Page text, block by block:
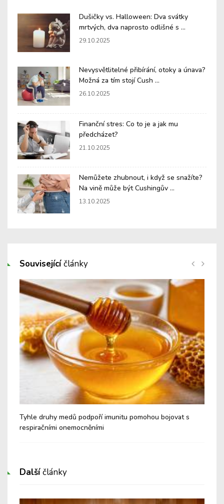
Dušičky vs. Halloween: Dva svátky
mrtvých, dva naprosto odlišné s ...
29.10.2025
Nevysvětlitelné přibírání, otoky a únava?
Možná za tím stojí Cush ...
26.10.2025
Finanční stres: Co to je a jak mu
předcházet?
21.10.2025
Nemůžete zhubnout, i když se snažíte?
Na vině může být Cushingův ...
13.10.2025
Souvisejícíčlánky
Tyhle druhy medů podpoří imunitu pomohou bojovat s
respiračními onemocněními
Dalšíčlánky